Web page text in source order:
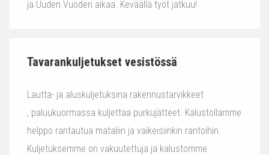
ja Uuden Vuoden aikaa. Keväällä työt jatkuu!
Tavarankuljetukset vesistössä
Lautta- ja aluskuljetuksina rakennustarvikkeet
, paluukuormassa kuljettaa purkujätteet. Kalustollamme
helppo rantautua mataliin ja vaikeisiinkin rantoihin.
Kuljetuksemme on vakuutettuja ja kalustomme